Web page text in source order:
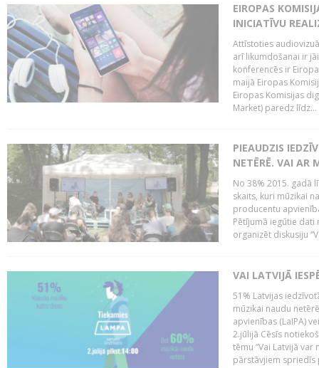
EIROPAS
INICIATĪVU
Attīstoties
arī likumdošanai ir
konferencēs ir
maijā Eiropas
Eiropas Komisijas
Market) paredz līdz...
PIEAUDZIS
NETĒRĒ. VAI AR
No 38% 2015. gadā
skaits, kuri mūzikai
producentu
Pētījumā iegūtie dati
organizēt diskusiju
VAI LATVIJĀ
51% Latvijas
mūzikai naudu
apvienības (LaIPA)
2.jūlijā Cēsīs
tēmu “Vai Latvijā
pārstāvjiem spriedīs